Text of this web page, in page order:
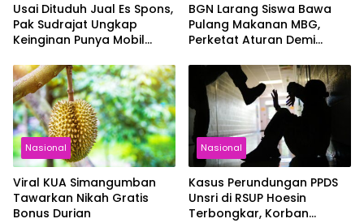
Usai Dituduh Jual Es Spons,
Pak Sudrajat Ungkap
Keinginan Punya Mobil
BGN Larang Siswa Bawa
Pulang Makanan MBG,
Perketat Aturan Demi
Nasional
Viral KUA Simangumban
Tawarkan Nikah Gratis
Bonus Durian
Nasional
Kasus Perundungan PPDS
Unsri di RSUP Hoesin
Terbongkar, Korban